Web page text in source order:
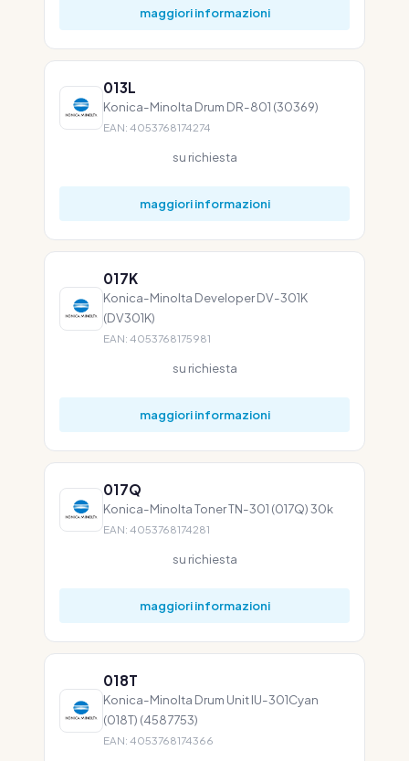
maggiori informazioni
013L
Konica-Minolta Drum DR-801 (30369)
EAN: 4053768174274
su richiesta
maggiori informazioni
017K
Konica-Minolta Developer DV-301K
(DV301K)
EAN: 4053768175981
su richiesta
maggiori informazioni
017Q
Konica-Minolta Toner TN-301 (017Q) 30k
EAN: 4053768174281
su richiesta
maggiori informazioni
018T
Konica-Minolta Drum Unit IU-301Cyan
(018T) (4587753)
EAN: 4053768174366